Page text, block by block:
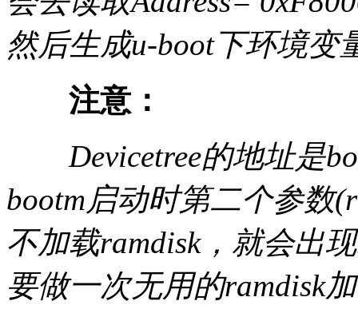
然后生成u-boot下环境变
注意：
Devicetree的地址是
bootm启动时第二个参数
不加载ramdisk，就会出
要做一次无用的ramdisk